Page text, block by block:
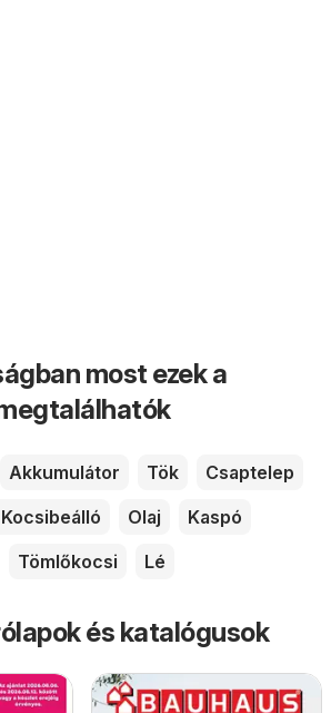
most ezek a
Akkumulátor Tök
Csaptelep
Kocsibeálló Olaj
Kaspó
Tömlőkocsi Lé
és katalógusok